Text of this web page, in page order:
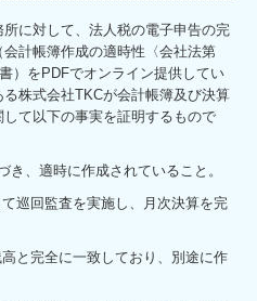
に対して、法人税の電子申告の完
計帳簿作成の適時性〈会社法第
）をPDFでオンライン提供してい
株式会社TKCが会計帳簿及び決算
て以下の事実を証明するもので
き、適時に作成されていること。
巡回監査を実施し、月次決算を完
と完全に一致しており、別途に作